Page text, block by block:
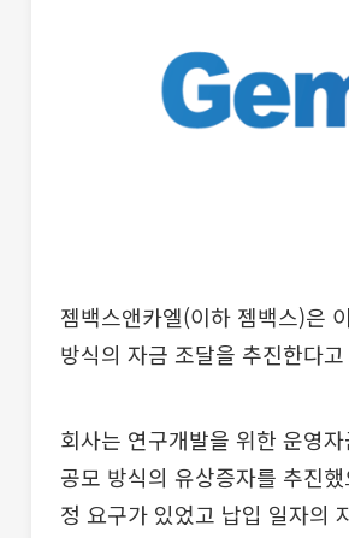
젬백스앤카엘(이하 젬백스)은
방식의 자금 조달을 추진한다
회사는 연구개발을 위한 운영
공모 방식의 유상증자를 추진
정 요구가 있었고 납입 일자의